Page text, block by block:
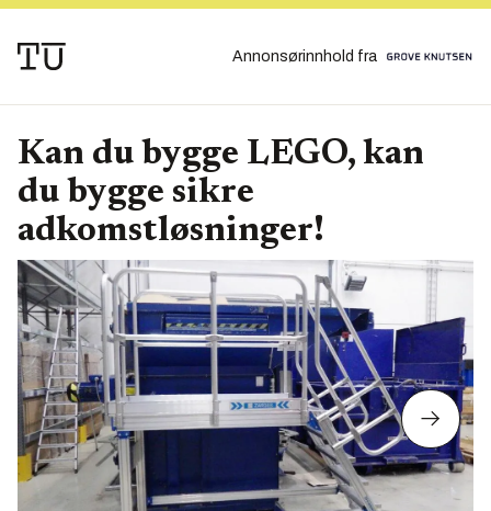
Annonsørinnhold fra
Kan du bygge LEGO, kan
du bygge sikre
adkomstløsninger!